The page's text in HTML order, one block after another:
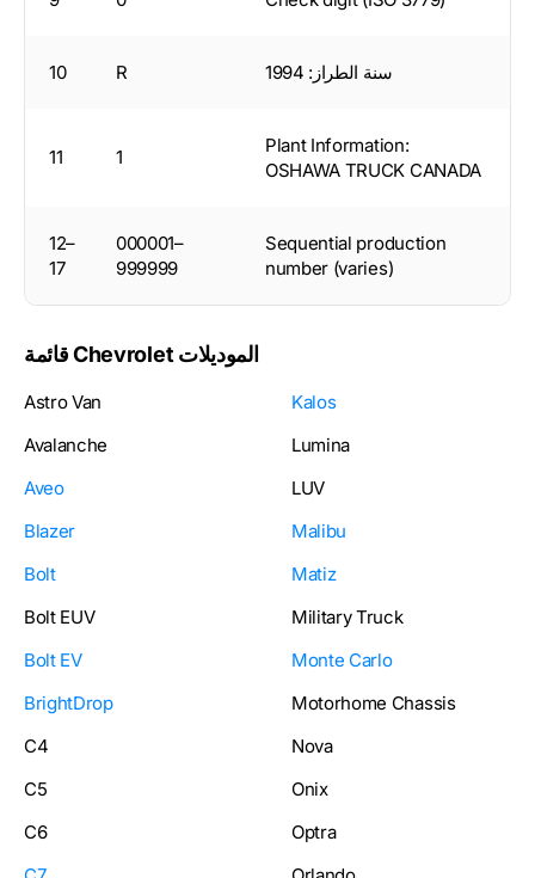
10 R سنة الطراز: 1994
11 1
Plant Information:
OSHAWA TRUCK CANADA
12–
17
000001–
999999
Sequential production
number (varies)
قائمة Chevrolet الموديلات
Astro Van
Avalanche
Aveo
Blazer
Bolt
Bolt EUV
Bolt EV
BrightDrop
C4
C5
C6
Kalos
Lumina
LUV
Malibu
Matiz
Military Truck
Monte Carlo
Motorhome Chassis
Nova
Onix
Optra